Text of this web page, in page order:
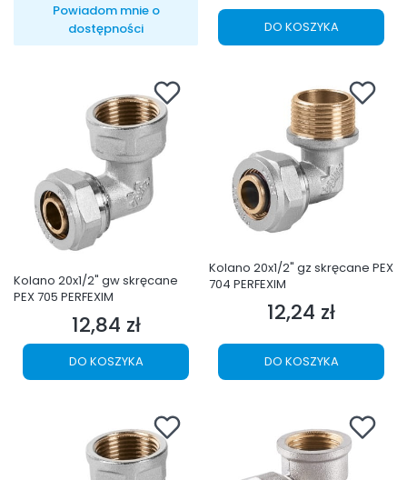
Powiadom mnie o
dostępności
DO KOSZYKA
Kolano 20x1/2" gw skręcane
PEX 705 PERFEXIM
Cena
12,84 zł
DO KOSZYKA
Kolano 20x1/2" gz skręcane PEX
704 PERFEXIM
Cena
12,24 zł
DO KOSZYKA